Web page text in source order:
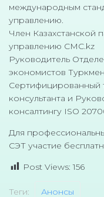
международным
управлению.
Член Казахстанской
управлению CMC.kz
Руководитель
экономистов
Сертифицированный
консультанта и
консалтингу ISO
Для
СЭТ участие
Post Views: 156
Теги: Анонсы